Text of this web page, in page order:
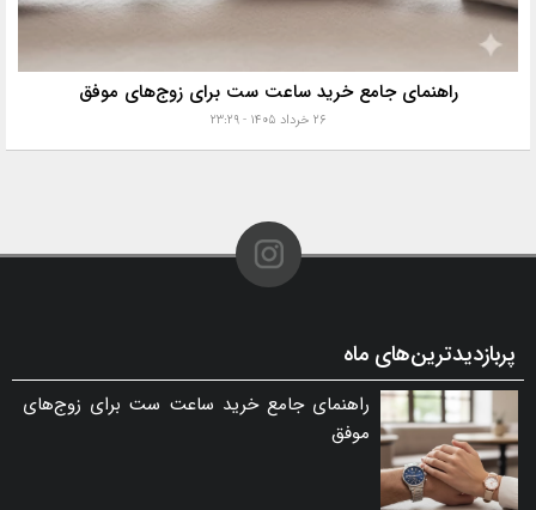
راهنمای جامع خرید ساعت ست برای زوج‌های موفق
۲۶ خرداد ۱۴۰۵ - ۲۳:۲۹
پربازدیدترین‌های ماه
راهنمای جامع خرید ساعت ست برای زوج‌های
موفق